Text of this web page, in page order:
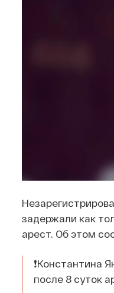
задержали как
арест. Об этом
❗️Константина
после 8 суток